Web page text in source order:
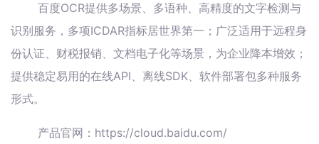
百度OCR提供多场景、多语种、高精度的文字检测与
识别服务，多项ICDAR指标居世界第一；广泛适用于远程身
份认证、财税报销、文档电子化等场景，为企业降本增效；
提供稳定易用的在线API、离线SDK、软件部署包多种服务
形式。
产品官网：https://cloud.baidu.com/